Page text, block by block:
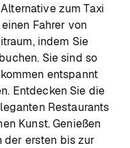
zum Taxi
Fahrer von
indem Sie
Sie sind so
entspannt
Entdecken Sie die
Restaurants
Kunst. Genießen
der ersten bis zur